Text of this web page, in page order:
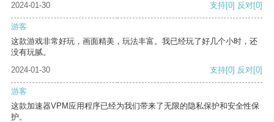
2024-01-30 支持[0] 反对[0]
游客
这款游戏非常好玩，画面精美，玩法丰富。我已经玩了好几个小时，还
没有玩腻。
2024-01-30
支持[0] 反对[0]
游客
这款加速器VPM应用程序已经为我们带来了无限的隐私保护和安全性保
护。